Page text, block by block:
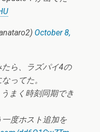
October 8,
ら、ラズパイ4の
ってた。
まく時刻同期でき
度ホスト追加を